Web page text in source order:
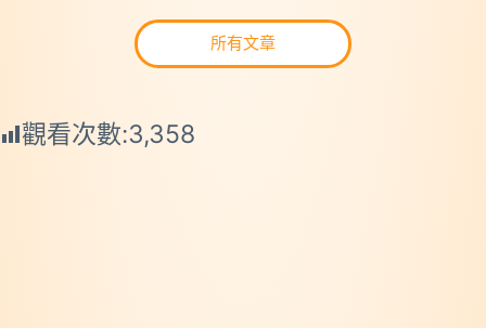
所有文章
觀看次數:3,358